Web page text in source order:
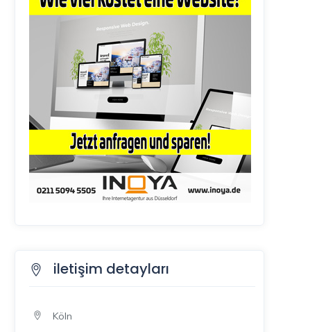
iletişim detayları
Köln